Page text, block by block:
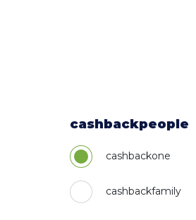
cashbackpeople
cashbackone
cashbackfamily